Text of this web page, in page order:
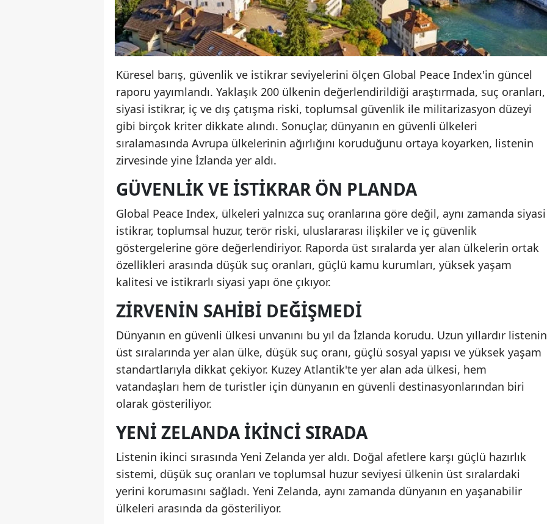
Küresel barış, güvenlik ve istikrar seviyelerini ölçen Global Peace Index'in güncel
raporu yayımlandı. Yaklaşık 200 ülkenin değerlendirildiği araştırmada, suç oranları,
siyasi istikrar, iç ve dış çatışma riski, toplumsal güvenlik ile militarizasyon düzeyi
gibi birçok kriter dikkate alındı. Sonuçlar, dünyanın en güvenli ülkeleri
sıralamasında Avrupa ülkelerinin ağırlığını koruduğunu ortaya koyarken, listenin
zirvesinde yine İzlanda yer aldı.
GÜVENLIK VE ISTIKRAR ÖN PLANDA
Global Peace Index, ülkeleri yalnızca suç oranlarına göre değil, aynı zamanda siyasi
istikrar, toplumsal huzur, terör riski, uluslararası ilişkiler ve iç güvenlik
göstergelerine göre değerlendiriyor. Raporda üst sıralarda yer alan ülkelerin ortak
özellikleri arasında düşük suç oranları, güçlü kamu kurumları, yüksek yaşam
kalitesi ve istikrarlı siyasi yapı öne çıkıyor.
ZIRVENIN SAHIBI DEĞIŞMEDI
Dünyanın en güvenli ülkesi unvanını bu yıl da İzlanda korudu. Uzun yıllardır listenin
üst sıralarında yer alan ülke, düşük suç oranı, güçlü sosyal yapısı ve yüksek yaşam
standartlarıyla dikkat çekiyor. Kuzey Atlantik'te yer alan ada ülkesi, hem
vatandaşları hem de turistler için dünyanın en güvenli destinasyonlarından biri
olarak gösteriliyor.
YENI ZELANDA IKINCI SIRADA
Listenin ikinci sırasında Yeni Zelanda yer aldı. Doğal afetlere karşı güçlü hazırlık
sistemi, düşük suç oranları ve toplumsal huzur seviyesi ülkenin üst sıralardaki
yerini korumasını sağladı. Yeni Zelanda, aynı zamanda dünyanın en yaşanabilir
ülkeleri arasında da gösteriliyor.